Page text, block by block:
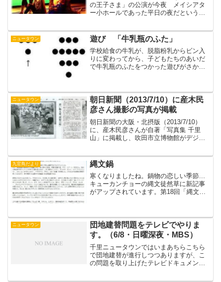
の王子さま」の公演が今夜 メイシアタ
ー小ホールであった平日の夜だというの
鎮 Ｍ氏や 音楽を担当された コバタ
さんんもおみえになられてい...
ニュータウン 遊び 「牛乳瓶のふた」
学校給食の牛乳が、脱脂粉乳からビン入
りに変わってから、子どもたちのあいだ
で牛乳瓶のふたをつかった遊びがさかん
は出てきませんでした。し...
ニュータウン
朝日新聞（2013/7/10）に産木民
彦さん撮影の写真が掲載
朝日新聞の大阪・北摂版（2013/7/10）
に、産木民彦さんが自著「写真集 千里
山」に掲載し、吹田市立博物館がデジタ
物館と関わりの深いてつさんとokkunにも
大きなご協...
九官鳥だより 縄文鍋
寒くなりましたね。鍋物の恋しい季節…
キューカンチョーの縄文徒然草に新記事
がアップされています。第18回「縄文
ニュータウン
団地建替問題をテレビでやりま
す。（6/8・日曜深夜・MBS）
千里ニュータウンではいまあちらこちら
で団地建替が進行しつつありますが、こ
の問題を取り上げたテレビドキュメンタ